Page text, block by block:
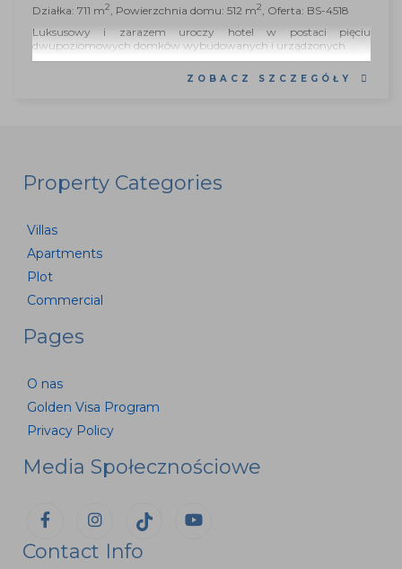
Działka: 711 m2, Powierzchnia domu: 512 m2, Oferta: BS-4518
Luksusowy i zarazem uroczy hotel w postaci pięciu
dwupoziomowych domków wybudowanych i urządzonych...
ZOBACZ SZCZEGÓŁY
Property Categories
Villas
Apartments
Plot
Commercial
Pages
O nas
Golden Visa Program
Privacy Policy
Media Społecznościowe
Contact Info